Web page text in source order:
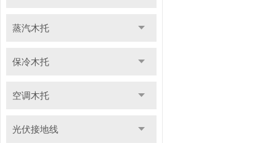
蒸汽木托
保冷木托
空调木托
光伏接地线